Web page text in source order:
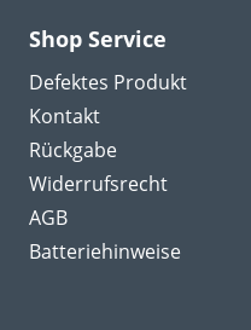
Shop Service
Defektes Produkt
Kontakt
Rückgabe
Widerrufsrecht
AGB
Batteriehinweise